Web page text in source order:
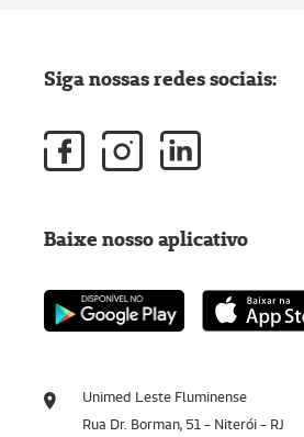
Unimed Leste Fluminense
Rua Dr. Borman, 51 - Niterói - RJ
Siga nossas redes sociais:
Baixe nosso aplicativo